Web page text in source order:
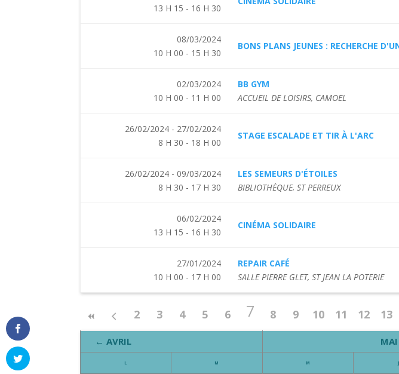
13 H 15 - 16 H 30
08/03/2024
10 H 00 - 15 H 30
BONS PLANS JEUNES : RECHERCHE
02/03/2024
10 H 00 - 11 H 00
BB GYM
ACCUEIL DE LOISIRS, CAMOEL
26/02/2024 - 27/02/2024
8 H 30 - 18 H 00
STAGE ESCALADE ET TIR À L'ARC
26/02/2024 - 09/03/2024
8 H 30 - 17 H 30
LES SEMEURS D'ÉTOILES
BIBLIOTHÈQUE, ST PERREUX
06/02/2024
13 H 15 - 16 H 30
CINÉMA SOLIDAIRE
27/01/2024
10 H 00 - 17 H 00
REPAIR CAFÉ
SALLE PIERRE GLET, ST JEAN LA POTERIE
2 3 4 5 6 7 8 9 10 11 12 13
← AVRIL
L M M J